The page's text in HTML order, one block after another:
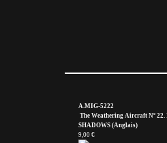
A.MIG-5222
The Weathering Aircraft Nº
SHADOWS (Anglais)
9,00 €